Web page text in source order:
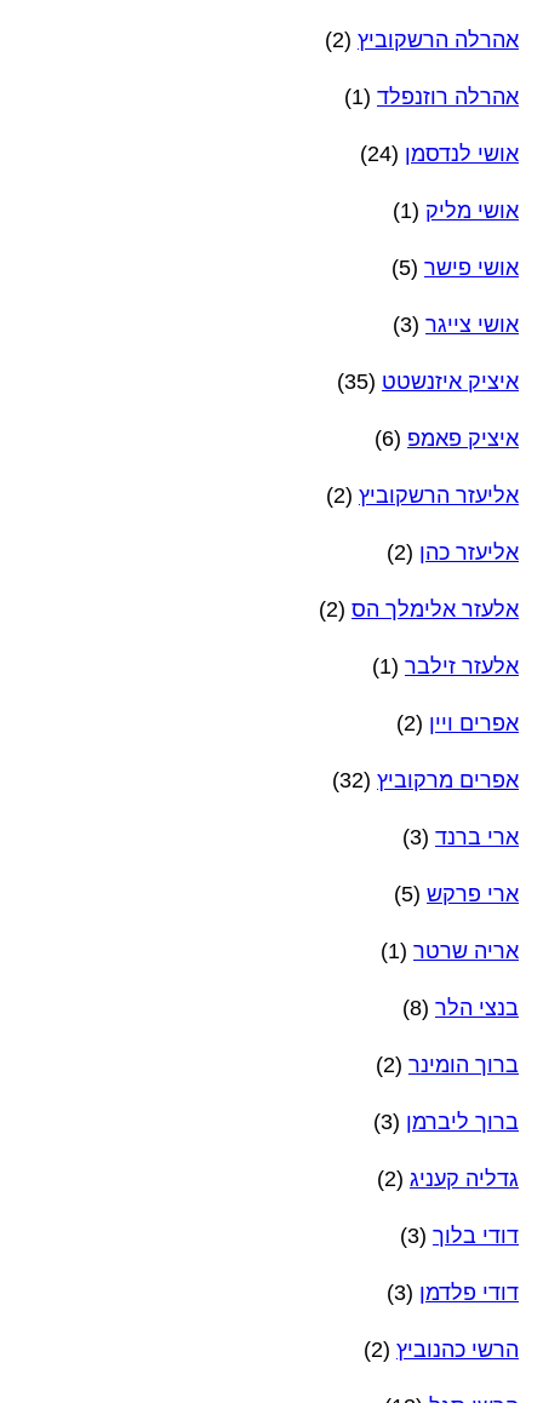
אהרלה הרשקוביץ (2)
אהרלה רוזנפלד (1)
אושי לנדסמן (24)
אושי מליק (1)
אושי פישר (5)
אושי צייגר (3)
איציק איזנשטט (35)
איציק פאמפ (6)
אליעזר הרשקוביץ (2)
אליעזר כהן (2)
אלעזר אלימלך הס (2)
אלעזר זילבר (1)
אפרים ויין (2)
אפרים מרקוביץ (32)
ארי ברנד (3)
ארי פרקש (5)
אריה שרטר (1)
בנצי הלר (8)
ברוך הומינר (2)
ברוך ליברמן (3)
גדליה קעניג (2)
דודי בלוך (3)
דודי פלדמן (3)
הרשי כהנוביץ (2)